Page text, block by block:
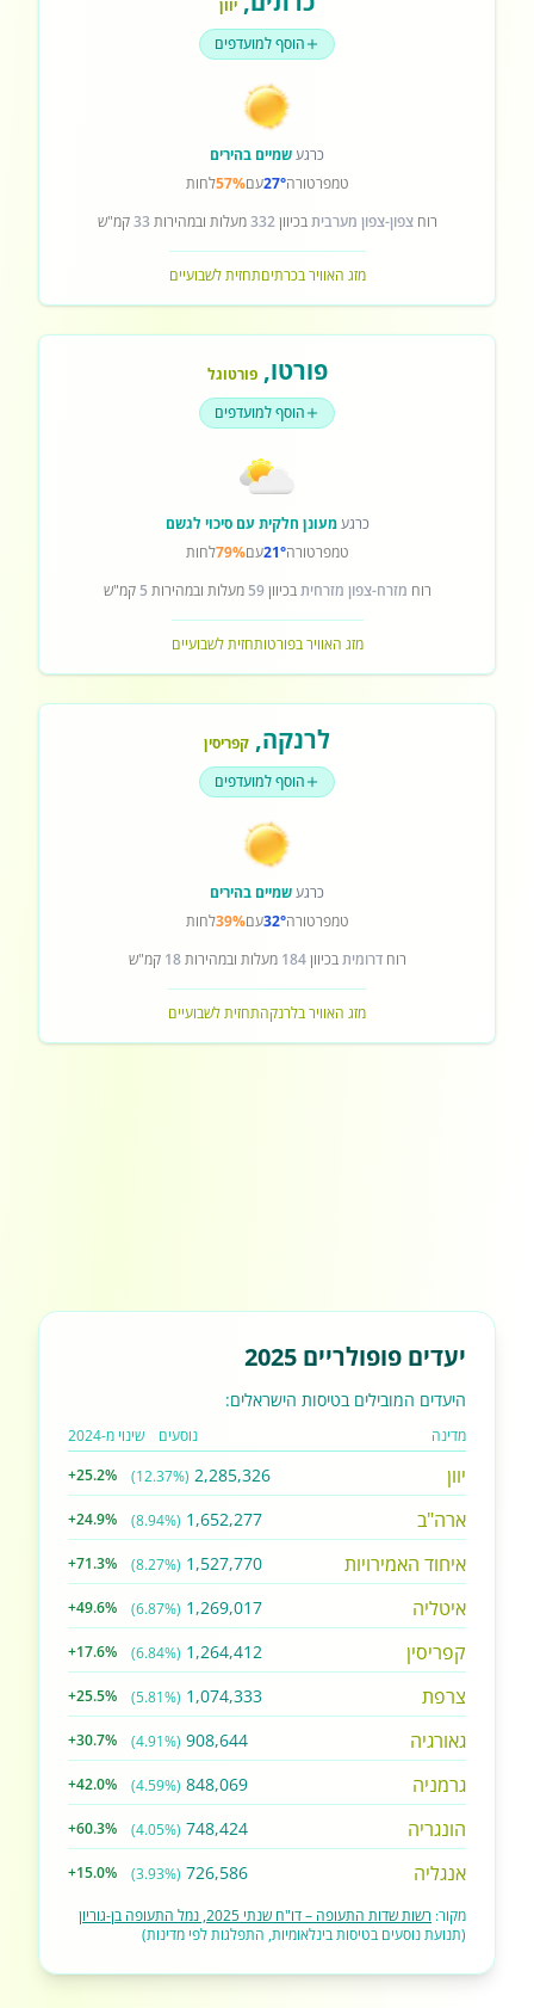
יוון
הוסף למועדפים
כרגעשמיים בהירים
טמפרטורה27°עם57%לחות
רוחצפון-צפון מערביתבכיוון332מעלות ובמהירות 33קמ"ש
מזג האוויר בכרתיםתחזית לשבועיים
פורטו,פורטוגל
הוסף למועדפים
כרגעמעונן חלקית עם סיכוי לגשם
טמפרטורה21°עם79%לחות
רוח מזרח-צפון מזרחיתבכיוון59 מעלות ובמהירות 5 קמ"ש
מזג האוויר בפורטותחזית לשבועיים
לרנקה, קפריסין
הוסף למועדפים
כרגעשמיים בהירים
טמפרטורה32°עם39%לחות
רוחדרומיתבכיוון184 מעלות ובמהירות18 קמ"ש
מזג האוויר בלרנקהתחזית לשבועיים
יעדים פופולריים 2025
היעדים המובילים בטיסות הישראלים:
מדינה נוסעים שינוי מ-2024
יוון 2,285,326
(12.37%)
+25.2%
ארה"ב 1,652,277
(8.94%)
+24.9%
איחוד האמירויות 1,527,770
(8.27%)
+71.3%
איטליה 1,269,017
(6.87%)
+49.6%
קפריסין 1,264,412
(6.84%)
+17.6%
צרפת 1,074,333
(5.81%)
+25.5%
גאורגיה 908,644
(4.91%)
+30.7%
גרמניה 848,069
(4.59%)
+42.0%
הונגריה 748,424
(4.05%)
+60.3%
אנגליה 726,586
(3.93%)
+15.0%
מקור: רשות שדות התעופה – דו"ח שנתי 2025, נמל התעופה בן-גוריון
(תנועת נוסעים בטיסות בינלאומיות, התפלגות לפי מדינות)